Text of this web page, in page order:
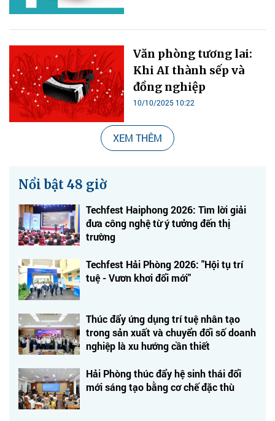
‏Văn phòng tương lai:
Khi AI thành sếp và
10/10/2025 10:22
XEM THÊM
Nổi bật 48 giờ
Techfest Haiphong 2026: Tìm lời giải
đưa công nghệ từ ý tưởng đến thị
trường
Techfest Hải Phòng 2026: "Hội tụ trí
tuệ - Vươn khơi đổi mới"
Thúc đẩy ứng dụng trí tuệ nhân tạo
trong sản xuất và chuyển đổi số doanh
nghiệp là xu hướng cần thiết
Hải Phòng thúc đẩy hệ sinh thái đổi
mới sáng tạo bằng cơ chế đặc thù